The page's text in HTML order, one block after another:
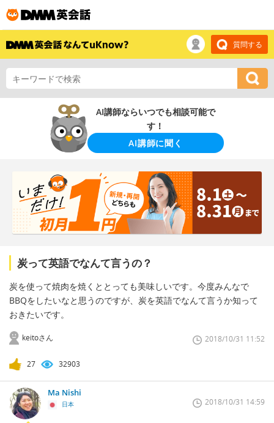
質問する
AI講師ならいつでも相談可能で
す！
AI講師に聞く
炭って英語でなんて言うの？
炭を使って焼肉を焼くととっても美味しいです。今度みんなで
BBQをしたいなと思うのですが、炭を英語でなんて言うか知って
おきたいです。
keitoさん 2018/10/31 11:52
27 32903
Ma Nishi
日本 2018/10/31 14:59